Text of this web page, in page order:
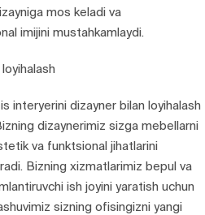
mos keladi va
imijini mustahkamlaydi.
interyerini dizayner bilan loyihalash
dizaynerimiz sizga mebellarni
va funktsional jihatlarini
Bizning xizmatlarimiz bepul va
ish joyini yaratish uchun
sizning ofisingizni yangi